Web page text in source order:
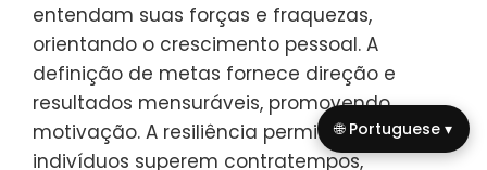
entendam suas forças e fraquezas,
orientando o crescimento pessoal. A
definição de metas fornece direção e
resultados mensuráveis, promovendo
motivação. A resiliência permite que os
indivíduos superem contratempos,
🌐 Portuguese ▾